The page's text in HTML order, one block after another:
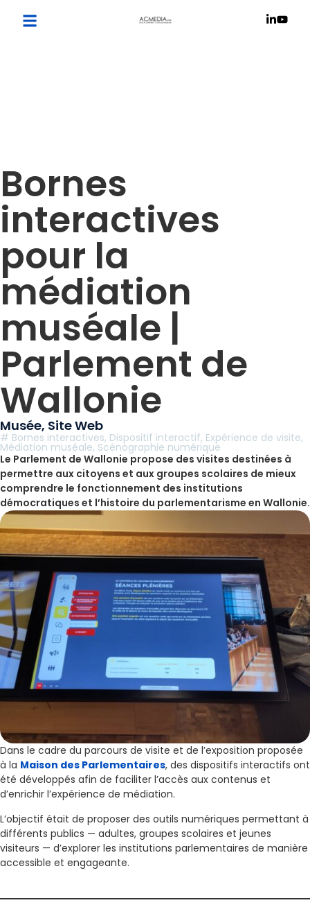
Bornes
interactives
pour la
médiation
muséale |
Parlement de
Wallonie
Musée, Site Web
# Bornes interactives, Dispositif interactif, Expérience de visite,
Médiation muséale, Scénographie numérique
Le Parlement de Wallonie propose des visites destinées à
permettre aux citoyens et aux groupes scolaires de mieux
comprendre le fonctionnement des institutions
démocratiques et l’histoire du parlementarisme en Wallonie.
Dans le cadre du parcours de visite et de l’exposition proposée
à la Maison des Parlementaires, des dispositifs interactifs ont
été développés afin de faciliter l’accès aux contenus et
d’enrichir l’expérience de médiation.
L’objectif était de proposer des outils numériques permettant à
différents publics — adultes, groupes scolaires et jeunes
visiteurs — d’explorer les institutions parlementaires de manière
accessible et engageante.